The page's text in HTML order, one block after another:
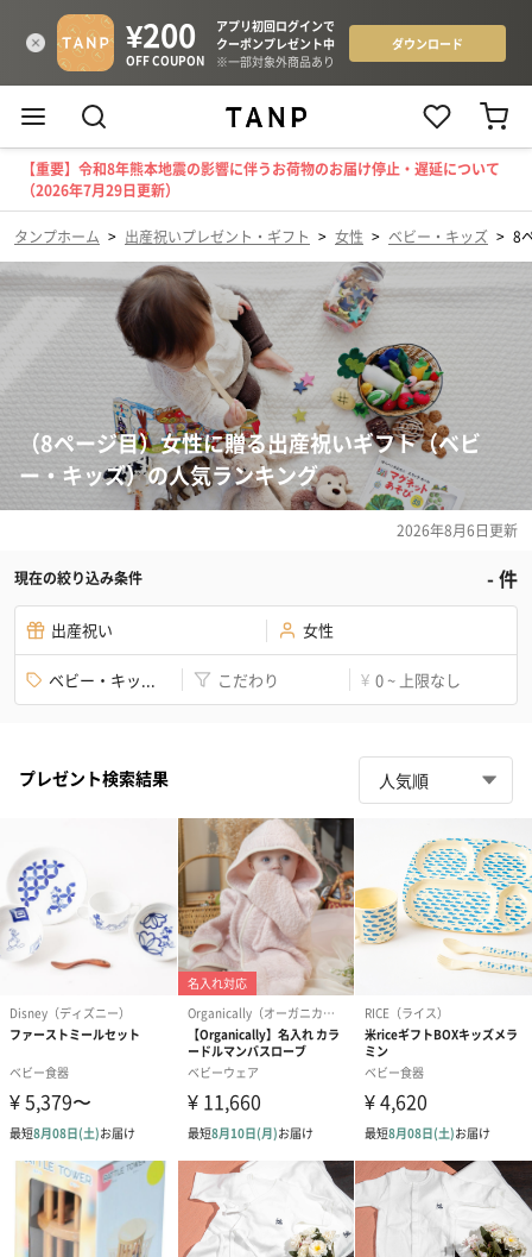
【重要】令和8年熊本地震の影響に伴うお荷物のお届け停止・遅延について
（2026年7月29日更新）
タンプホーム > 出産祝いプレゼント・ギフト > 女性 > ベビー・キッズ > 8
（8ページ目）女性に贈る出産祝いギフト（ベビ
ー・キッズ）の人気ランキング
2026年8月6日更新
現在の絞り込み条件 -件
出産祝い 女性
ベビー・キッ... こだわり ¥ 0 ~ 上限なし
プレゼント検索結果